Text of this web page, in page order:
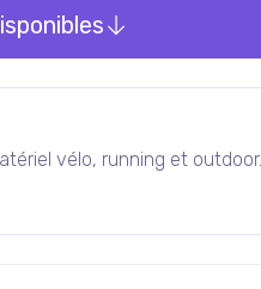
vélo, running et outdoor.